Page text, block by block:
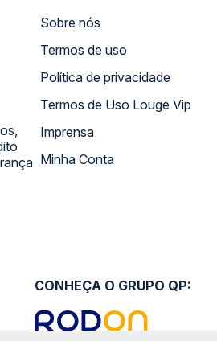
Sobre nós
Termos de uso
Política de privacidade
Termos de Uso Louge Vip
Imprensa
Minha Conta
CONHEÇA O GRUPO QP: